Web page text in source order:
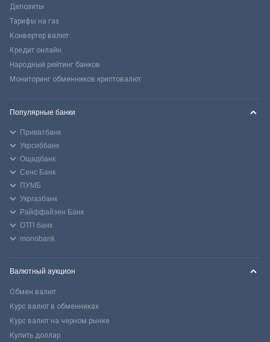
Депозиты
Тарифы на газ
Конвертер валют
Кредит онлайн
Народный рейтинг банков
Мониторинг обменников криптовалют
Популярные банки
Приватбанк
Укрсиббанк
Ощадбанк
Сенс Банк
ПУМБ
Укргазбанк
Райффайзен Банк
ОТП банк
monobank
Валютный аукцион
Обмен валют
Курс валют в обменниках
Курс валют на черном рынке
Купить доллар